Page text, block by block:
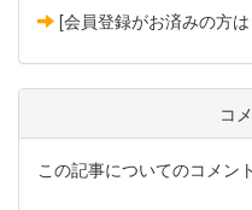
[会員登録がお済みの方は
コ
この記事についてのコメン